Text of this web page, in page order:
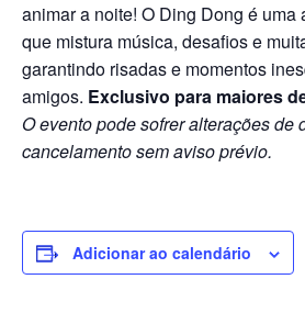
animar a noite! O Ding Dong é uma
que mistura música, desafios e
garantindo risadas e momentos
amigos. Exclusivo para maiores
O evento pode sofrer alterações de
cancelamento sem aviso prévio.
Adicionar ao calendário